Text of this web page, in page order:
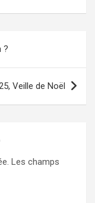
?
Veille de Noël
Les champs